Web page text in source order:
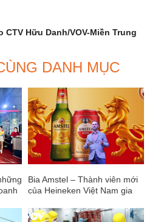
CTV Hữu Danh/VOV-Miền Trung
DANH MỤC
Bia Amstel – Thành viên mới
của Heineken Việt Nam gia